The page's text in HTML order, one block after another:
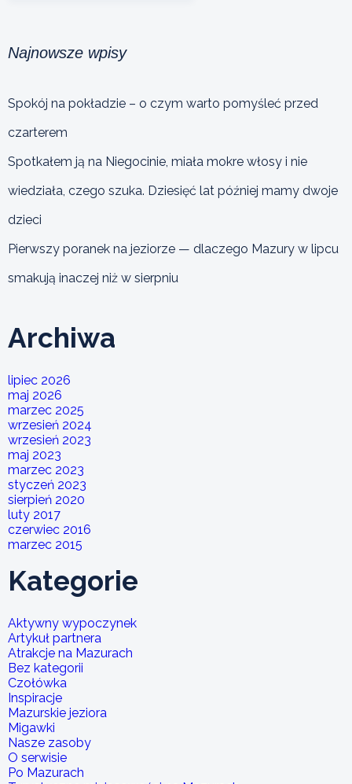
Najnowsze wpisy
Spokój na pokładzie – o czym warto pomyśleć przed
czarterem
Spotkałem ją na Niegocinie, miała mokre włosy i nie
wiedziała, czego szuka. Dziesięć lat później mamy dwoje
dzieci
Pierwszy poranek na jeziorze — dlaczego Mazury w lipcu
smakują inaczej niż w sierpniu
Archiwa
lipiec 2026
maj 2026
marzec 2025
wrzesień 2024
wrzesień 2023
maj 2023
marzec 2023
styczeń 2023
sierpień 2020
luty 2017
czerwiec 2016
marzec 2015
Kategorie
Aktywny wypoczynek
Artykuł partnera
Atrakcje na Mazurach
Bez kategorii
Czołówka
Inspiracje
Mazurskie jeziora
Migawki
Nasze zasoby
O serwisie
Po Mazurach